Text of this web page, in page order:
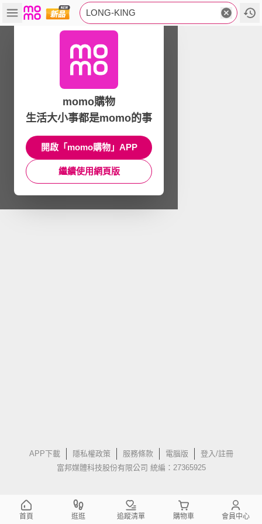
LONG-KING
APP下載 隱私權政策 服務條款 電腦版
登入/註冊
富邦媒體科技股份有限公司 統編：27365925
momo購物
生活大小事都是momo的事
開啟「momo購物」APP
繼續使用網頁版
首頁 逛逛 追蹤清單 購物車 會員中心